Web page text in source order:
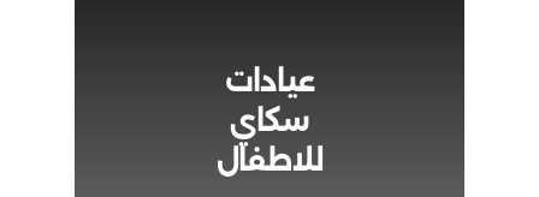
عيادات
سكاي
للاطفال